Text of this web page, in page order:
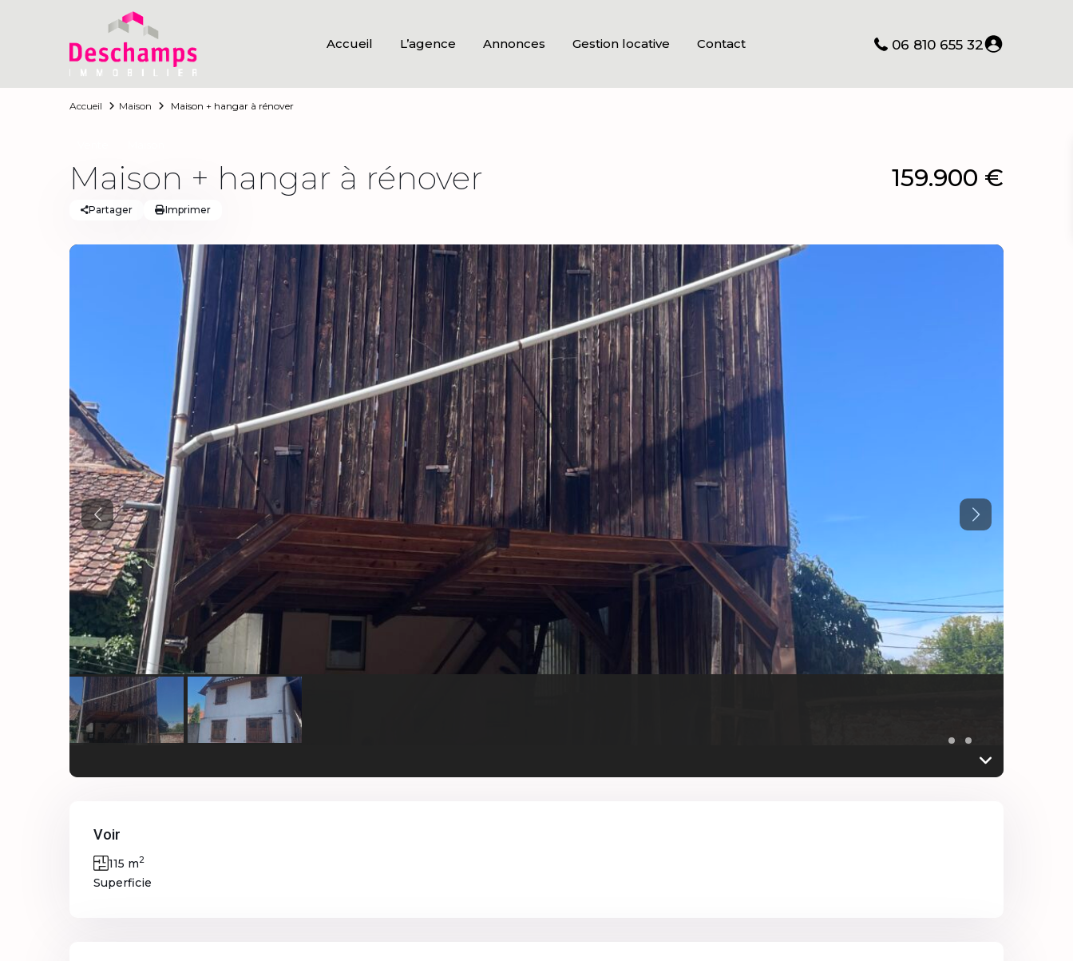
Accueil L’agence Annonces Gestion locative Contact 06 810 655 32
Accueil Maison Maison + hangar à rénover
Maison + hangar à rénover 159.900 €
Partager Imprimer
Previous Previous
Voir
115 m2
Superficie